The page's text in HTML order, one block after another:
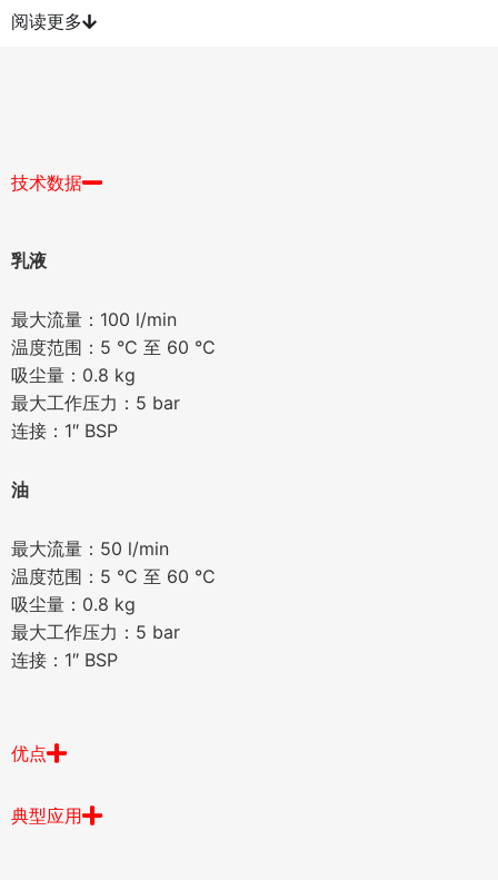
阅读更多
技术数据
乳液
最大流量：100 l/min
温度范围：5 °C 至 60 °C
吸尘量：0.8 kg
最大工作压力：5 bar
连接：1″ BSP
油
最大流量：50 l/min
温度范围：5 °C 至 60 °C
吸尘量：0.8 kg
最大工作压力：5 bar
连接：1″ BSP
优点
典型应用